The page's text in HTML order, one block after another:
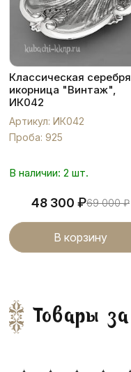
Классическая
икорница "Винтаж",
ИК042
Артикул: ИК042
Проба: 925
В наличии: 2 шт.
48 300 ₽69 000₽
В корзину
Товары